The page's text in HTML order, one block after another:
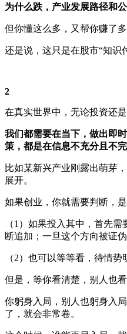
为什么跌，产业发展路径和公
但你懂这么多，又帮你赚了
还是说，这只是在股市“知识
2
在真实世界中，无论投资还是
我们都需要在当下，做出即
策，都是在信息不充分且不
比如某新兴产业刚露出萌芽
展开。
如果创业，你就需要判断，
（1）如果投入其中，首先
断追加；一旦这个方向被证
（2）也可以等等看，待情势
但是，等你看清楚，别人也看
你躬身入局，别人也躬身入
了，就会非常卷。